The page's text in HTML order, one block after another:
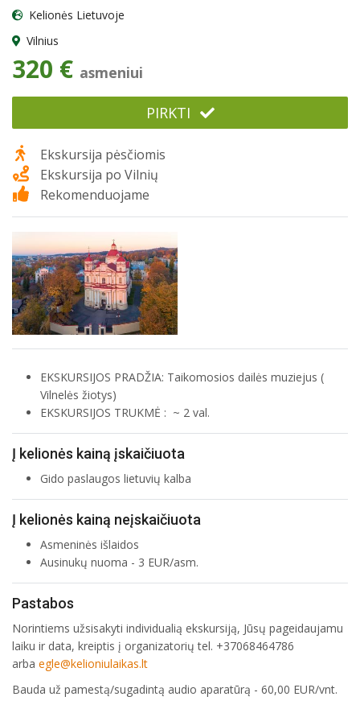
Kelionės Lietuvoje
Vilnius
320 € asmeniui
PIRKTI
Ekskursija pėsčiomis
Ekskursija po Vilnių
Rekomenduojame
EKSKURSIJOS PRADŽIA: Taikomosios dailės muziejus (
Vilnelės žiotys)
EKSKURSIJOS TRUKMĖ : ~ 2 val.
Į kelionės kainą įskaičiuota
Gido paslaugos lietuvių kalba
Į kelionės kainą neįskaičiuota
Asmeninės išlaidos
Ausinukų nuoma - 3 EUR/asm.
Pastabos
Norintiems užsisakyti individualią ekskursiją, Jūsų pageidaujamu
laiku ir data, kreiptis į organizatorių tel. +37068464786
arba egle@kelioniulaikas.lt
Bauda už pamestą/sugadintą audio aparatūrą - 60,00 EUR/vnt.